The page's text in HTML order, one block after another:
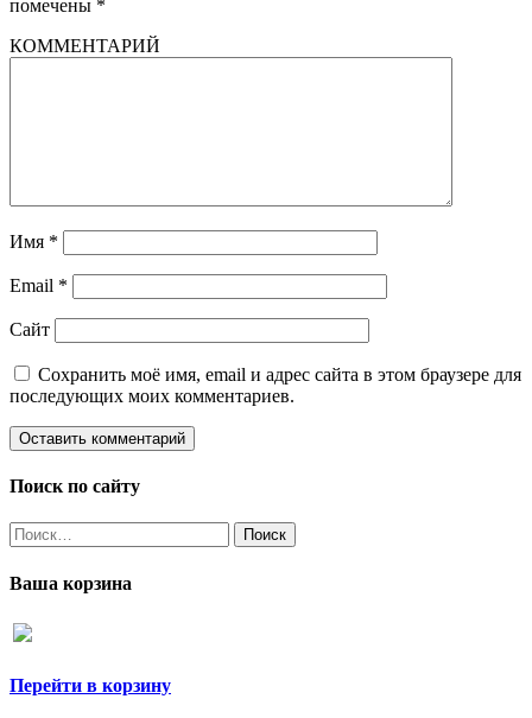
помечены *
КОММЕНТАРИЙ
Имя *
Email *
Сайт
Сохранить моё имя, email и адрес сайта в этом браузере для
последующих моих комментариев.
Поиск по сайту
Найти:
Ваша корзина
Перейти в корзину